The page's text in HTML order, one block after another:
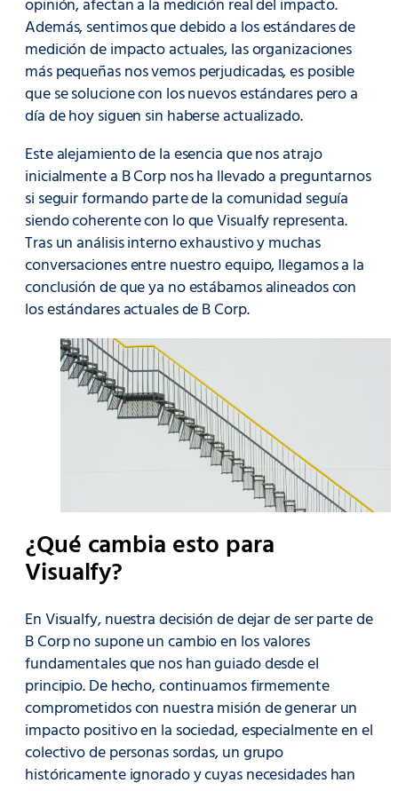
opinión, afectan a la medición real del impacto.
Además, sentimos que debido a los estándares de
medición de impacto actuales, las organizaciones
más pequeñas nos vemos perjudicadas, es posible
que se solucione con los nuevos estándares pero a
día de hoy siguen sin haberse actualizado.
Este alejamiento de la esencia que nos atrajo
inicialmente a B Corp nos ha llevado a preguntarnos
si seguir formando parte de la comunidad seguía
siendo coherente con lo que Visualfy representa.
Tras un análisis interno exhaustivo y muchas
conversaciones entre nuestro equipo, llegamos a la
conclusión de que ya no estábamos alineados con
los estándares actuales de B Corp.
¿Qué cambia esto para
Visualfy?
En Visualfy, nuestra decisión de dejar de ser parte de
B Corp no supone un cambio en los valores
fundamentales que nos han guiado desde el
principio. De hecho, continuamos firmemente
comprometidos con nuestra misión de generar un
impacto positivo en la sociedad, especialmente en el
colectivo de personas sordas, un grupo
históricamente ignorado y cuyas necesidades han